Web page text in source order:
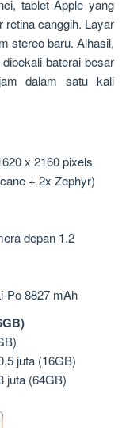
tablet Apple yang
retina canggih. Layar
stereo baru. Alhasil,
baterai besar
dalam satu kali
x 2160 pixels
+ 2x Zephyr)
depan 1.2
Po 8827 mAh
juta (16GB)
juta (64GB)